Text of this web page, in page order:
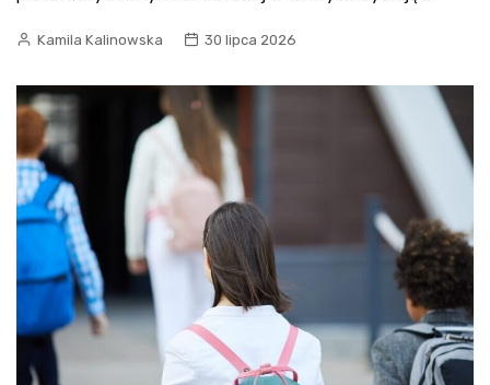
Kamila Kalinowska 30 lipca 2026